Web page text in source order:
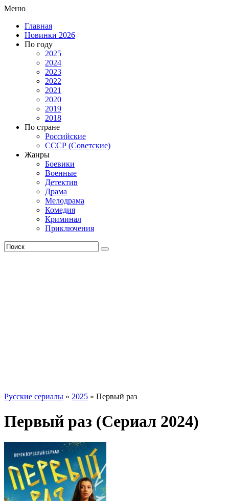
Меню
Главная
Новинки 2026
По году
2025
2024
2023
2022
2021
2020
2019
2018
По стране
Российские
СССР (Советские)
Жанры
Боевики
Военные
Детектив
Драма
Мелодрама
Комедия
Криминал
Приключения
Русские сериалы » 2025 » Первый раз
Первый раз (Сериал 2024)